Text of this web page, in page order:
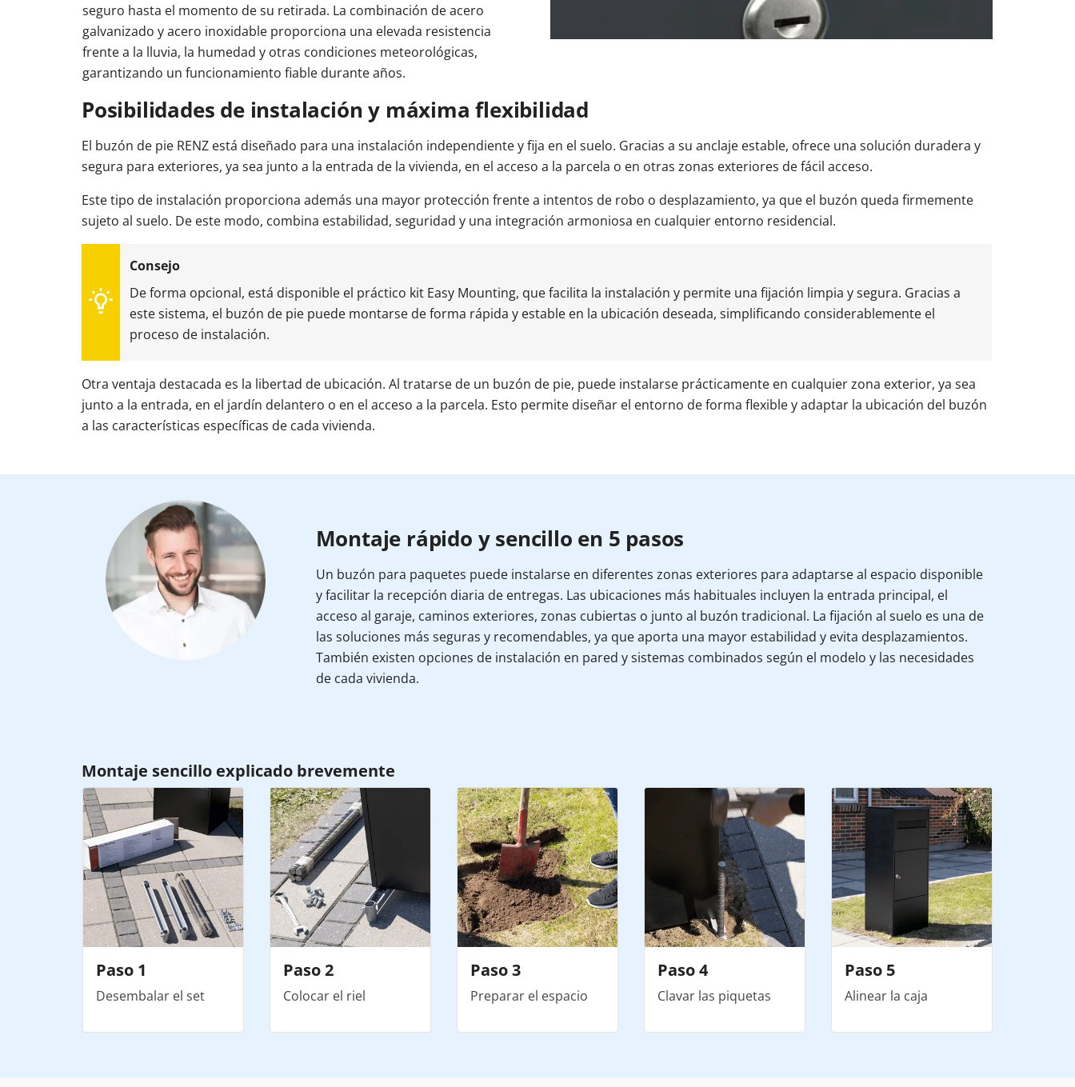
seguro hasta el momento de su retirada. La combinación de acero
galvanizado y acero inoxidable proporciona una elevada resistencia
frente a la lluvia, la humedad y otras condiciones meteorológicas,
garantizando un funcionamiento fiable durante años.
Posibilidades de instalación y máxima flexibilidad
El buzón de pie RENZ está diseñado para una instalación independiente y fija en el suelo. Gracias a su anclaje estable, ofrece una solución duradera y
segura para exteriores, ya sea junto a la entrada de la vivienda, en el acceso a la parcela o en otras zonas exteriores de fácil acceso.
Este tipo de instalación proporciona además una mayor protección frente a intentos de robo o desplazamiento, ya que el buzón queda firmemente
sujeto al suelo. De este modo, combina estabilidad, seguridad y una integración armoniosa en cualquier entorno residencial.
De forma opcional, está disponible el práctico kit Easy Mounting, que facilita la instalación y permite una fijación limpia y segura. Gracias a
este sistema, el buzón de pie puede montarse de forma rápida y estable en la ubicación deseada, simplificando considerablemente el
proceso de instalación.
Otra ventaja destacada es la libertad de ubicación. Al tratarse de un buzón de pie, puede instalarse prácticamente en cualquier zona exterior, ya sea
junto a la entrada, en el jardín delantero o en el acceso a la parcela. Esto permite diseñar el entorno de forma flexible y adaptar la ubicación del buzón
a las características específicas de cada vivienda.
Montaje rápido y sencillo en 5 pasos
Un buzón para paquetes puede instalarse en diferentes zonas exteriores para adaptarse al espacio disponible
y facilitar la recepción diaria de entregas. Las ubicaciones más habituales incluyen la entrada principal, el
acceso al garaje, caminos exteriores, zonas cubiertas o junto al buzón tradicional. La fijación al suelo es una de
las soluciones más seguras y recomendables, ya que aporta una mayor estabilidad y evita desplazamientos.
También existen opciones de instalación en pared y sistemas combinados según el modelo y las necesidades
de cada vivienda.
Montaje sencillo explicado brevemente
Paso 1
Desembalar el set
Paso 2
Colocar el riel
Paso 3
Preparar el espacio
Paso 4
Clavar las piquetas
Paso 5
Alinear la caja